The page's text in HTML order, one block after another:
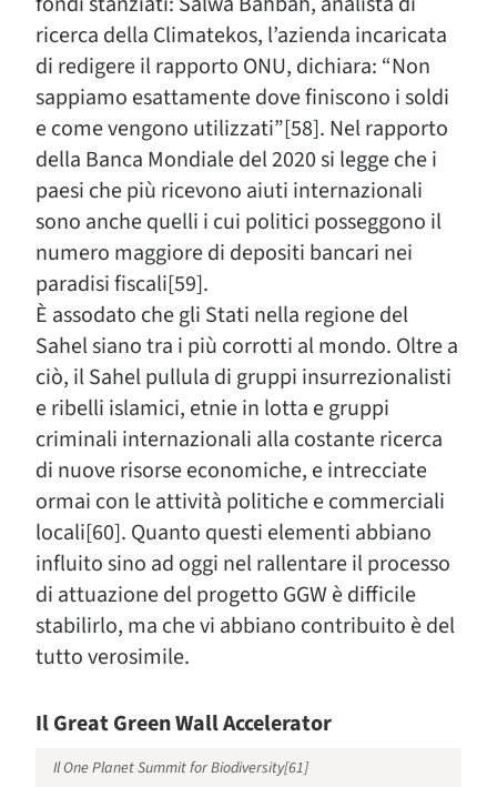
ricerca della Climatekos, l’azienda incaricata
di redigere il rapporto ONU, dichiara: “Non
sappiamo esattamente dove finiscono i soldi
e come vengono utilizzati”[58]. Nel rapporto
della Banca Mondiale del 2020 si legge che i
paesi che più ricevono aiuti internazionali
sono anche quelli i cui politici posseggono il
numero maggiore di depositi bancari nei
paradisi fiscali[59].
È assodato che gli Stati nella regione del
Sahel siano tra i più corrotti al mondo. Oltre a
ciò, il Sahel pullula di gruppi insurrezionalisti
e ribelli islamici, etnie in lotta e gruppi
criminali internazionali alla costante ricerca
di nuove risorse economiche, e intrecciate
ormai con le attività politiche e commerciali
locali[60]. Quanto questi elementi abbiano
influito sino ad oggi nel rallentare il processo
di attuazione del progetto GGW è difficile
stabilirlo, ma che vi abbiano contribuito è del
tutto verosimile.
Il Great Green Wall Accelerator
Il One Planet Summit for Biodiversity[61]